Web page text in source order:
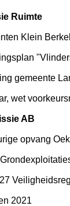
Ruimte
Klein
gemeente
wet
AB
opvang
2021